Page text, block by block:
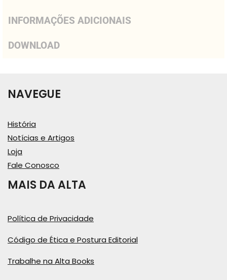
INFORMAÇÕES ADICIONAIS
DOWNLOAD
NAVEGUE
História
Notícias e Artigos
Loja
Fale Conosco
MAIS DA ALTA
Política de Privacidade
Código de Ética e Postura Editorial
Trabalhe na Alta Books